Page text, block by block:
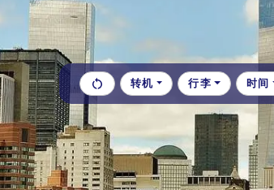
转机 行李 时间